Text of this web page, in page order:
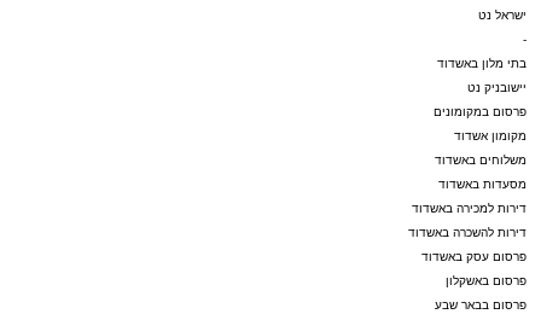
ישראל נט
-
בתי מלון באשדוד
יישובניק נט
פרסום במקומונים
מקומון אשדוד
משלוחים באשדוד
מסעדות באשדוד
דירות למכירה באשדוד
דירות להשכרה באשדוד
פרסום עסק באשדוד
פרסום באשקלון
פרסום בבאר שבע